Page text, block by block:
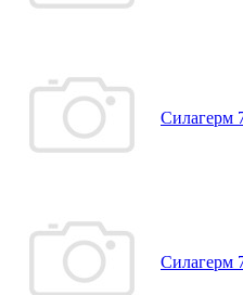
Силагерм
Силагерм